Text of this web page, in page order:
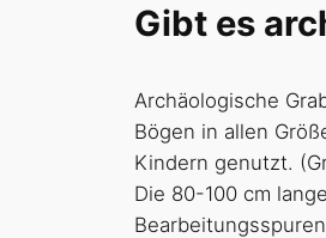
Gibt es
Archäologische
Bögen in allen
Kindern genutzt.
Die 80-100 cm